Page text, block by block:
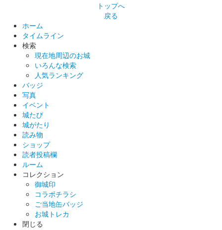
夜景版
上田城 御城印
販売終了
登久姫氏による直筆の御城印。
上田城 御城印
販売終了
上田城 御城印
上田城 御城印
トップへ
戻る
ホーム
タイムライン
検索
現在地周辺のお城
いろんな検索
人気ランキング
バッジ
写真
イベント
城たび
城がたり
読み物
ショップ
読者投稿欄
ルーム
コレクション
御城印
コラボチラシ
ご当地缶バッジ
お城トレカ
閉じる